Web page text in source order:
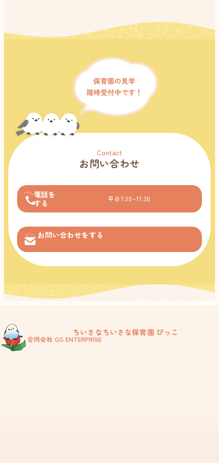
Contact
お問い合わせ
電話を
する
平日7:30~17:30
お問い合わせをする
ちいさなちいさな保育園 ぴっこ
合同会社 GG ENTERPRISE